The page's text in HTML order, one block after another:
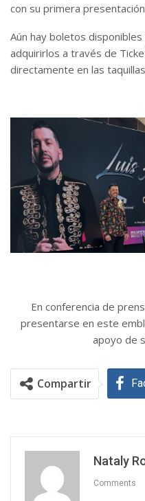
con su primera
Aún hay boletos
adquirirlos a través de
directamente en las
En conferencia de
presentarse en este
apoyo de
Compartir
Nataly
Comments